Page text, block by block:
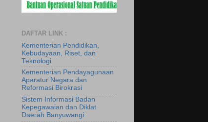
DAFTAR LINK :
Kementerian Pendidikan,
Kebudayaan, Riset, dan
Teknologi
Kementerian Pendayagunaan
Aparatur Negara dan
Reformasi Birokrasi
Sistem Informasi Badan
Kepegawaian dan Diklat
Daerah Banyuwangi